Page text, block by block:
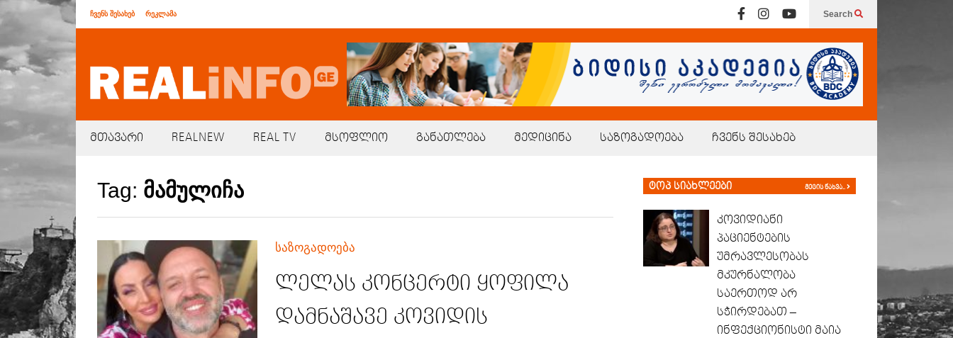
ჩვენს შესახებ რეკლამა Search
მთავარი REALNEW REAL TV მსოფლიო განათლება მედიცინა საზოგადოება ჩვენს შესახებ
Tag: მამულიჩა
საზოგადოება
ლელას კონცერტი ყოფილა
დამნაშავე კოვიდის
ტოპ სიახლეები მეტის ნახვა..
კოვიდიანი
პაციენტების
უმრავლესობას
მკურნალობა
საერთოდ არ
სჭირდებათ –
ინფექციონისტი მაია